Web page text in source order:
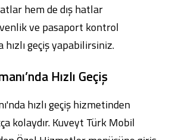
Finans Portalı
Yatırımcı İlişkileri
İletişim
Ürün ve Hizmet Ücretleri
Finans Portalı
Yatırımcı İlişkileri
İletişim
Ürün ve Hizmet Ücretleri
hem de dış hatlar
ve pasaport kontrol
geçiş yapabilirsiniz.
Hızlı Geçiş
hızlı geçiş hizmetinden
kolaydır. Kuveyt Türk Mobil